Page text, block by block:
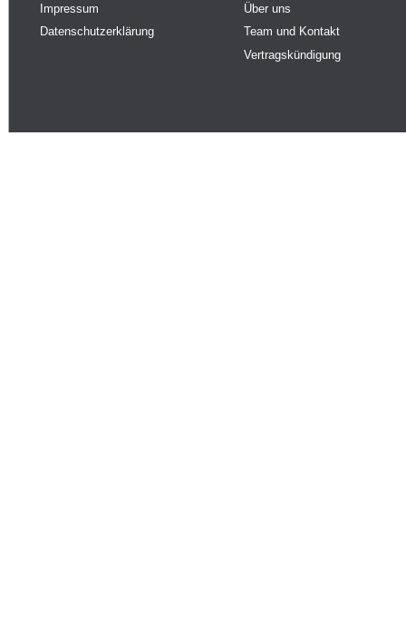
Impressum
Datenschutzerklärung
Über uns
Team und Kontakt
Vertragskündigung